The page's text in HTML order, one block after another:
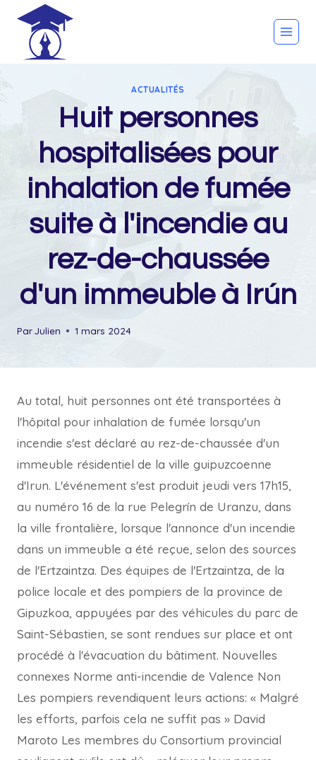
content
ACTUALITÉS
Huit personnes
hospitalisées pour
inhalation de fumée
suite à l'incendie au
rez-de-chaussée
d'un immeuble à Irún
ParJulien 1 mars 2024
Au total, huit personnes ont été transportées à
l'hôpital pour inhalation de fumée lorsqu'un
incendie s'est déclaré au rez-de-chaussée d'un
immeuble résidentiel de la ville guipuzcoenne
d'Irun. L'événement s'est produit jeudi vers 17h15,
au numéro 16 de la rue Pelegrín de Uranzu, dans
la ville frontalière, lorsque l'annonce d'un incendie
dans un immeuble a été reçue, selon des sources
de l'Ertzaintza. Des équipes de l'Ertzaintza, de la
police locale et des pompiers de la province de
Gipuzkoa, appuyées par des véhicules du parc de
Saint-Sébastien, se sont rendues sur place et ont
procédé à l'évacuation du bâtiment. Nouvelles
connexes Norme anti-incendie de Valence Non
Les pompiers revendiquent leurs actions: « Malgré
les efforts, parfois cela ne suffit pas » David
Maroto Les membres du Consortium provincial